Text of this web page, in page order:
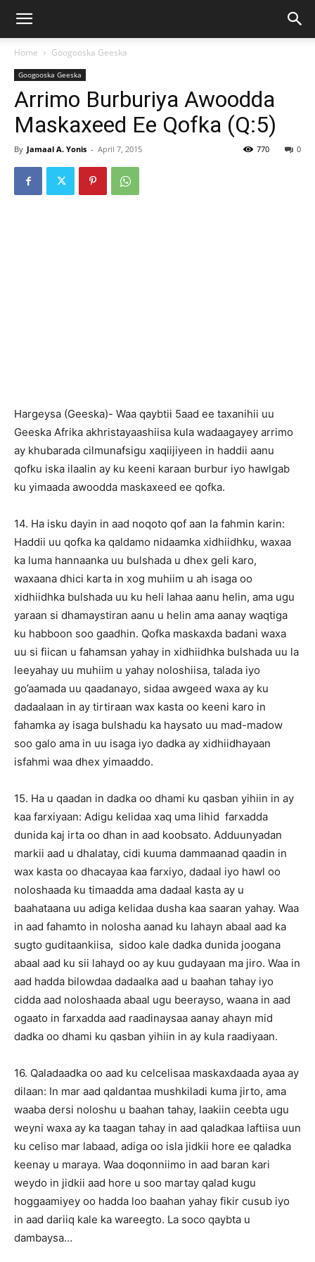
Home Googooska Geeska
Googooska Geeska
Arrimo Burburiya Awoodda
Maskaxeed Ee Qofka (Q:5)
By Jamaal A. Yonis - April 7, 2015 0
770
Hargeysa (Geeska)- Waa qaybtii 5aad ee taxanihii uu
Geeska Afrika akhristayaashiisa kula wadaagayey arrimo
ay khubarada cilmunafsigu xaqiijiyeen in haddii aanu
qofku iska ilaalin ay ku keeni karaan burbur iyo hawlgab
ku yimaada awoodda maskaxeed ee qofka.
14. Ha isku dayin in aad noqoto qof aan la fahmin karin:
Haddii uu qofka ka qaldamo nidaamka xidhiidhku, waxaa
ka luma hannaanka uu bulshada u dhex geli karo,
waxaana dhici karta in xog muhiim u ah isaga oo
xidhiidhka bulshada uu ku heli lahaa aanu helin, ama ugu
yaraan si dhamaystiran aanu u helin ama aanay waqtiga
ku habboon soo gaadhin. Qofka maskaxda badani waxa
uu si fiican u fahamsan yahay in xidhiidhka bulshada uu la
leeyahay uu muhiim u yahay noloshiisa, talada iyo
go’aamada uu qaadanayo, sidaa awgeed waxa ay ku
dadaalaan in ay tirtiraan wax kasta oo keeni karo in
fahamka ay isaga bulshadu ka haysato uu mad-madow
soo galo ama in uu isaga iyo dadka ay xidhiidhayaan
isfahmi waa dhex yimaaddo.
15. Ha u qaadan in dadka oo dhami ku qasban yihiin in ay
kaa farxiyaan: Adigu kelidaa xaq uma lihid farxadda
dunida kaj irta oo dhan in aad koobsato. Adduunyadan
markii aad u dhalatay, cidi kuuma dammaanad qaadin in
wax kasta oo dhacayaa kaa farxiyo, dadaal iyo hawl oo
noloshaada ku timaadda ama dadaal kasta ay u
baahataana uu adiga kelidaa dusha kaa saaran yahay. Waa
in aad fahamto in nolosha aanad ku lahayn abaal aad ka
sugto guditaankiisa, sidoo kale dadka dunida joogana
abaal aad ku sii lahayd oo ay kuu gudayaan ma jiro. Waa in
aad hadda bilowdaa dadaalka aad u baahan tahay iyo
cidda aad noloshaada abaal ugu beerayso, waana in aad
ogaato in farxadda aad raadinaysaa aanay ahayn mid
dadka oo dhami ku qasban yihiin in ay kula raadiyaan.
16. Qaladaadka oo aad ku celcelisaa maskaxdaada ayaa ay
dilaan: In mar aad qaldantaa mushkiladi kuma jirto, ama
waaba dersi noloshu u baahan tahay, laakiin ceebta ugu
weyni waxa ay ka taagan tahay in aad qaladkaa laftiisa uun
ku celiso mar labaad, adiga oo isla jidkii hore ee qaladka
keenay u maraya. Waa doqonniimo in aad baran kari
weydo in jidkii aad hore u soo martay qalad kugu
hoggaamiyey oo hadda loo baahan yahay fikir cusub iyo
in aad dariiq kale ka wareegto. La soco qaybta u
dambaysa…